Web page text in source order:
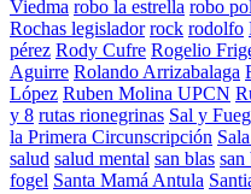
Viedma robo la estrella robo
Rochas legislador rock rodolfo
pérez Rody Cufre Rogelio
Aguirre Rolando Arrizabalaga
López Ruben Molina UPCN
y 8 rutas rionegrinas Sal y
la Primera Circunscripción
salud salud mental san blas san
fogel Santa Mamá Antula